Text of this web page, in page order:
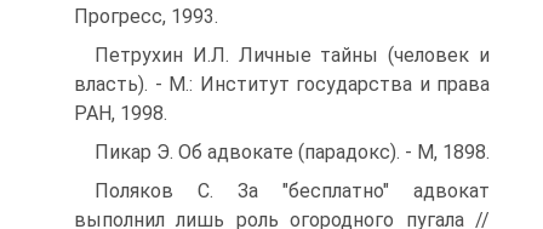
Прогресс, 1993.
Петрухин И.Л. Личные тайны (человек и
власть). - М.: Институт государства и права
РАН, 1998.
Пикар Э. Об адвокате (парадокс). - М, 1898.
Поляков С. За "бесплатно" адвокат
выполнил лишь роль огородного пугала //